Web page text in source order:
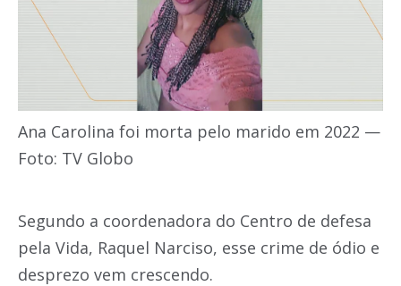
Ana Carolina foi morta pelo marido em 2022 —
Foto: TV Globo
Segundo a coordenadora do Centro de defesa
pela Vida, Raquel Narciso, esse crime de ódio e
desprezo vem crescendo.